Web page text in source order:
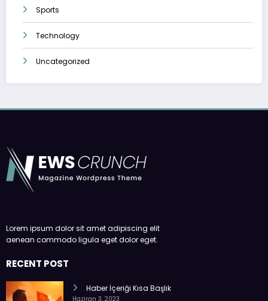
Sports
Technology
Uncategorized
Lorem ipsum dolor sit amet adipiscing elit
aenean commodo ligula eget dolor eget.
RECENT POST
Haber İçeriği Kısa Başlık
Haziran 3, 2023